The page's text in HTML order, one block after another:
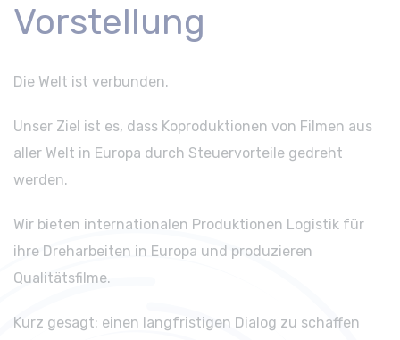
Vorstellung
Die Welt ist verbunden.
Unser Ziel ist es, dass Koproduktionen von Filmen aus
aller Welt in Europa durch Steuervorteile gedreht
werden.
Wir bieten internationalen Produktionen Logistik für
ihre Dreharbeiten in Europa und produzieren
Qualitätsfilme.
Kurz gesagt: einen langfristigen Dialog zu schaffen